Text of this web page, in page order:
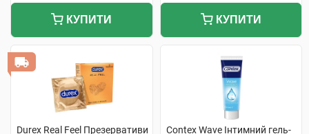
КУПИТИ КУПИТИ
Durex Real Feel Презервативи Contex Wave Інтимний гель-